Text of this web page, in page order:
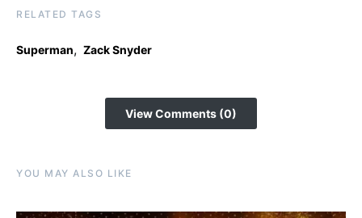
RELATED TAGS
Superman, Zack Snyder
View Comments (0)
YOU MAY ALSO LIKE